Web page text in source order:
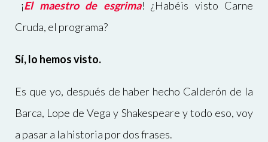
¡El maestro de esgrima! ¿Habéis visto Carne
Cruda, el programa?
Sí, lo hemos visto.
Es que yo, después de haber hecho Calderón de la
Barca, Lope de Vega y Shakespeare y todo eso, voy
a pasar a la historia por dos frases.